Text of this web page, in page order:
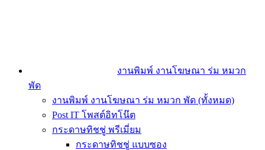
งานพิมพ์ งานโฆษณา ร่ม หมวก
พัด
งานพิมพ์ งานโฆษณา ร่ม หมวก พัด (ทั้งหมด)
Post IT โพสต์อิทโน๊ต
กระดาษทิชชู่ พรีเมี่ยม
กระดาษทิชชู่ แบบซอง